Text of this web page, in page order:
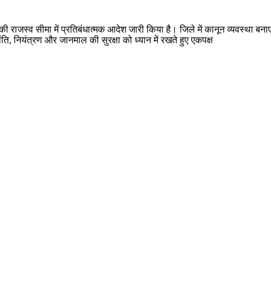
सीमा में प्रतिबंधात्मक आदेश जारी किया है। जिले में कानून व्यवस्था
नियंत्रण और जानमाल की सुरक्षा को ध्यान में रखते हुए एकपक्ष